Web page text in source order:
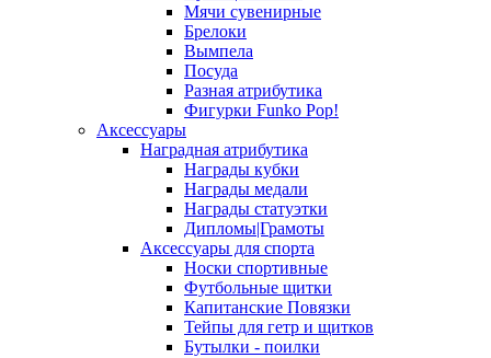
Мячи сувенирные
Брелоки
Вымпела
Посуда
Разная атрибутика
Фигурки Funko Pop!
Аксессуары
Наградная атрибутика
Награды кубки
Награды медали
Награды статуэтки
Дипломы|Грамоты
Аксессуары для спорта
Носки спортивные
Футбольные щитки
Капитанские Повязки
Тейпы для гетр и щитков
Бутылки - поилки